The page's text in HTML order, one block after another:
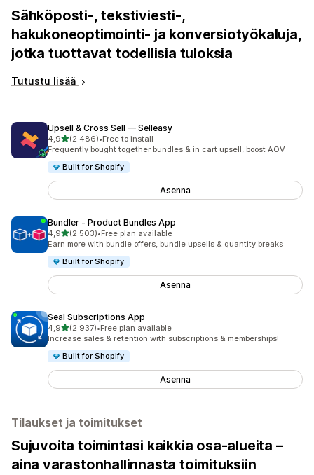
Sähköposti-, tekstiviesti-,
hakukoneoptimointi- ja konversiotyökaluja,
jotka tuottavat todellisia tuloksia
Tutustu lisää
Upsell & Cross Sell — Selleasy
4,9/ 5 tähteä
(2 486)
2486 arvostelua yhteensä
•Free to install
Frequently bought together bundles & in cart upsell, boost AOV
Built for Shopify
Asenna
Bundler ‑ Product Bundles App
4,9/ 5 tähteä
(2 503)
2503 arvostelua yhteensä
•Free plan available
Earn more with bundle offers, bundle upsells & quantity breaks
Built for Shopify
Asenna
Seal Subscriptions App
4,9/ 5 tähteä
(2 937)
2937 arvostelua yhteensä
•Free plan available
Increase sales & retention with subscriptions & memberships!
Built for Shopify
Asenna
Tilaukset ja toimitukset
Sujuvoita toimintasi kaikkia osa-alueita –
aina varastonhallinnasta toimituksiin